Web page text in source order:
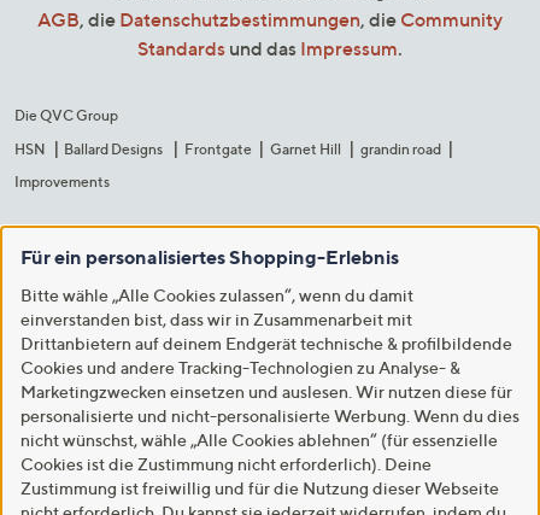
AGB, die Datenschutzbestimmungen, die Community
Standards und das Impressum.
Die QVC Group
HSN
Ballard Designs Frontgate Garnet Hill
grandin road
Improvements
Für ein personalisiertes Shopping-Erlebnis
Bitte wähle „Alle Cookies zulassen“, wenn du damit
einverstanden bist, dass wir in Zusammenarbeit mit
Drittanbietern auf deinem Endgerät technische & profilbildende
Cookies und andere Tracking-Technologien zu Analyse- &
Marketingzwecken einsetzen und auslesen. Wir nutzen diese für
personalisierte und nicht-personalisierte Werbung. Wenn du dies
nicht wünschst, wähle „Alle Cookies ablehnen“ (für essenzielle
Cookies ist die Zustimmung nicht erforderlich). Deine
Zustimmung ist freiwillig und für die Nutzung dieser Webseite